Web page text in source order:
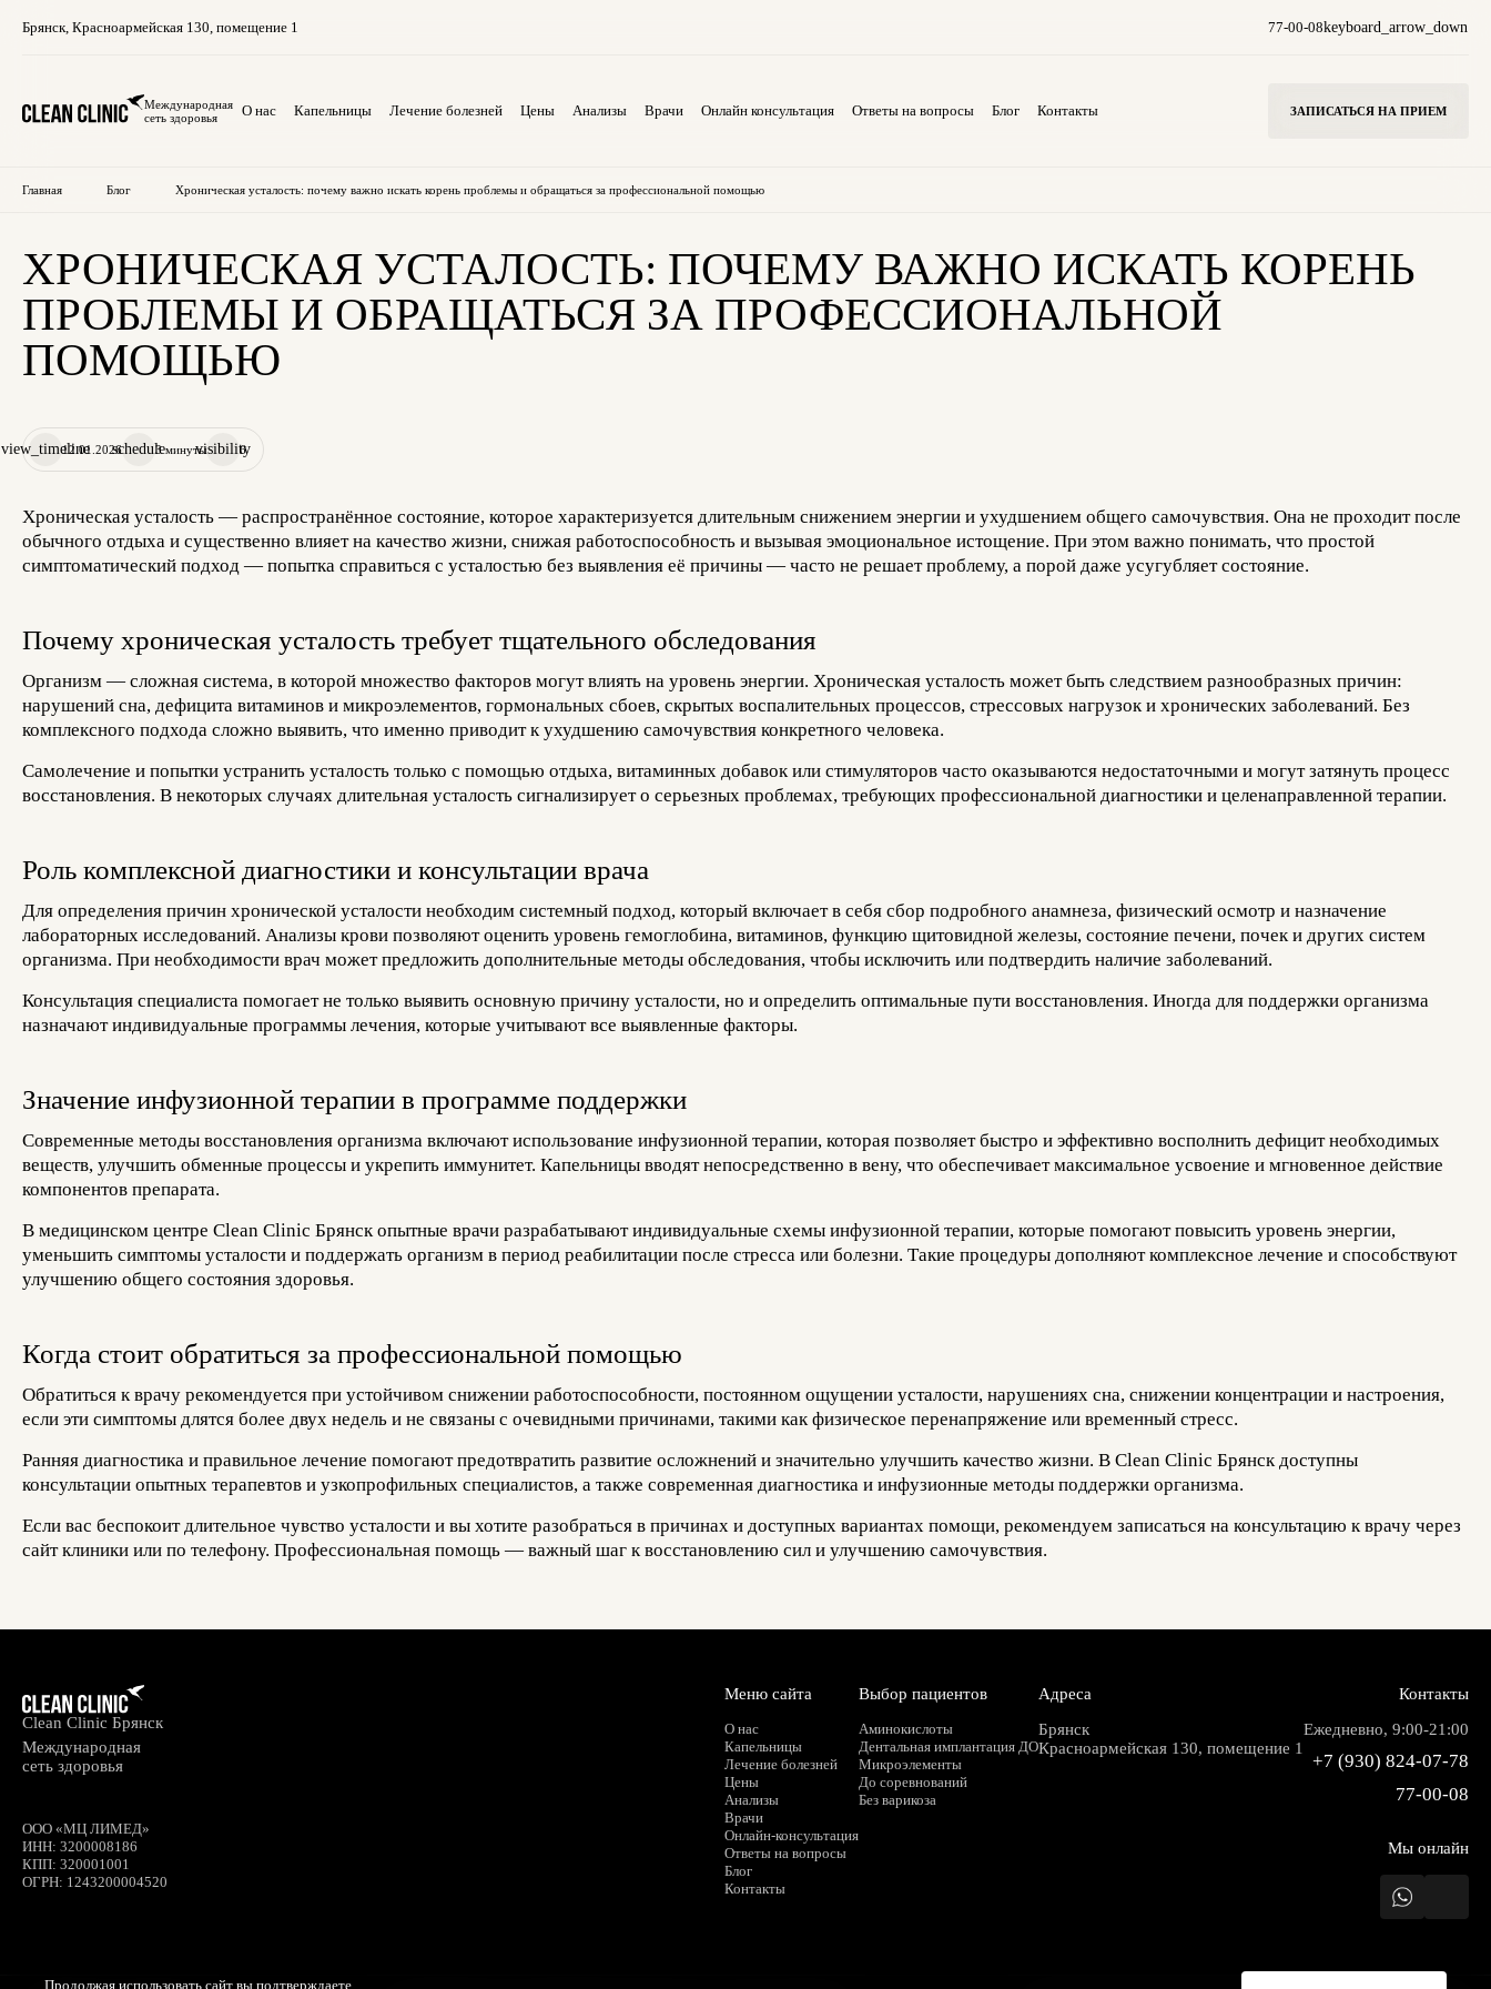
Брянск Красноармейская 130, помещение 1 77-00-08keyboard_arrow_down
Международная
сеть здоровья
О нас Капельницы Лечение болезней Цены Анализы Врачи Онлайн консультация Ответы на вопросы Блог Контакты ЗАПИСАТЬСЯ НА ПРИЕМ
Главная Блог Хроническая усталость: почему важно искать корень проблемы и обращаться за профессиональной помощью
ХРОНИЧЕСКАЯ УСТАЛОСТЬ: ПОЧЕМУ ВАЖНО ИСКАТЬ КОРЕНЬ
ПРОБЛЕМЫ И ОБРАЩАТЬСЯ ЗА ПРОФЕССИОНАЛЬНОЙ
ПОМОЩЬЮ
view_timeline12.01.2026schedule3 минутыvisibility
6
Хроническая усталость — распространённое состояние, которое характеризуется длительным снижением энергии и ухудшением общего самочувствия. Она не проходит после
обычного отдыха и существенно влияет на качество жизни, снижая работоспособность и вызывая эмоциональное истощение. При этом важно понимать, что простой
симптоматический подход — попытка справиться с усталостью без выявления её причины — часто не решает проблему, а порой даже усугубляет состояние.
Почему хроническая усталость требует тщательного обследования
Организм — сложная система, в которой множество факторов могут влиять на уровень энергии. Хроническая усталость может быть следствием разнообразных причин:
нарушений сна, дефицита витаминов и микроэлементов, гормональных сбоев, скрытых воспалительных процессов, стрессовых нагрузок и хронических заболеваний. Без
комплексного подхода сложно выявить, что именно приводит к ухудшению самочувствия конкретного человека.
Самолечение и попытки устранить усталость только с помощью отдыха, витаминных добавок или стимуляторов часто оказываются недостаточными и могут затянуть процесс
восстановления. В некоторых случаях длительная усталость сигнализирует о серьезных проблемах, требующих профессиональной диагностики и целенаправленной терапии.
Роль комплексной диагностики и консультации врача
Для определения причин хронической усталости необходим системный подход, который включает в себя сбор подробного анамнеза, физический осмотр и назначение
лабораторных исследований. Анализы крови позволяют оценить уровень гемоглобина, витаминов, функцию щитовидной железы, состояние печени, почек и других систем
организма. При необходимости врач может предложить дополнительные методы обследования, чтобы исключить или подтвердить наличие заболеваний.
Консультация специалиста помогает не только выявить основную причину усталости, но и определить оптимальные пути восстановления. Иногда для поддержки организма
назначают индивидуальные программы лечения, которые учитывают все выявленные факторы.
Значение инфузионной терапии в программе поддержки
Современные методы восстановления организма включают использование инфузионной терапии, которая позволяет быстро и эффективно восполнить дефицит необходимых
веществ, улучшить обменные процессы и укрепить иммунитет. Капельницы вводят непосредственно в вену, что обеспечивает максимальное усвоение и мгновенное действие
компонентов препарата.
В медицинском центре Clean Clinic Брянск опытные врачи разрабатывают индивидуальные схемы инфузионной терапии, которые помогают повысить уровень энергии,
уменьшить симптомы усталости и поддержать организм в период реабилитации после стресса или болезни. Такие процедуры дополняют комплексное лечение и способствуют
улучшению общего состояния здоровья.
Когда стоит обратиться за профессиональной помощью
Обратиться к врачу рекомендуется при устойчивом снижении работоспособности, постоянном ощущении усталости, нарушениях сна, снижении концентрации и настроения,
если эти симптомы длятся более двух недель и не связаны с очевидными причинами, такими как физическое перенапряжение или временный стресс.
Ранняя диагностика и правильное лечение помогают предотвратить развитие осложнений и значительно улучшить качество жизни. В Clean Clinic Брянск доступны
консультации опытных терапевтов и узкопрофильных специалистов, а также современная диагностика и инфузионные методы поддержки организма.
Если вас беспокоит длительное чувство усталости и вы хотите разобраться в причинах и доступных вариантах помощи, рекомендуем записаться на консультацию к врачу через
сайт клиники или по телефону. Профессиональная помощь — важный шаг к восстановлению сил и улучшению самочувствия.
Продолжая использовать сайт вы подтверждаете
Clean Clinic Брянск
Международная
сеть здоровья
ООО «МЦ ЛИМЕД»
ИНН: 3200008186
КПП: 320001001
ОГРН: 1243200004520
Меню сайта
О нас
Капельницы
Лечение болезней
Цены
Анализы
Врачи
Онлайн-консультация
Ответы на вопросы
Блог
Контакты
Выбор пациентов
Аминокислоты
Дентальная имплантация ДО
Микроэлементы
До соревнований
Без варикоза
Адреса
Брянск
Красноармейская 130, помещение 1
Контакты
Ежедневно, 9:00-21:00
+7 (930) 824-07-78
77-00-08
Мы онлайн